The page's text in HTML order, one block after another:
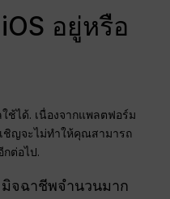
อยู่หรือ
ช้ได้. เนื่องจากแพลตฟอร์ม
ชิญจะไม่ทำให้คุณสามารถ
กต่อไป.
มิจฉาชีพจำนวนมาก